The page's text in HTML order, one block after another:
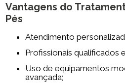
Vantagens do
Pés
Atendimento
Profissionais qualificados
Uso de equipamentos modernos e tecnologia
avançada;